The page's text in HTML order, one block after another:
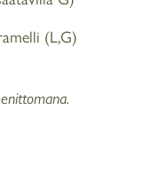
(L,G)